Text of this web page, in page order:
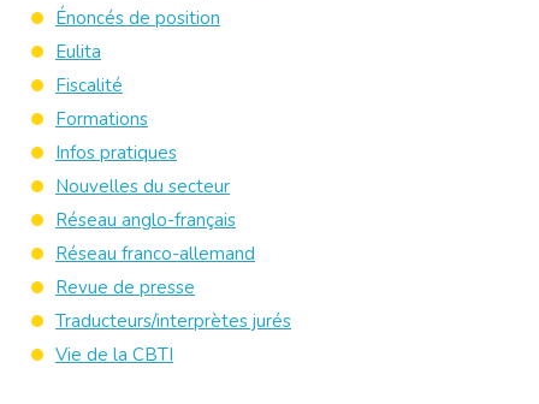
Énoncés de position
Eulita
Fiscalité
Formations
Infos pratiques
Nouvelles du secteur
Réseau anglo-français
Réseau franco-allemand
Revue de presse
Traducteurs/interprètes jurés
Vie de la CBTI